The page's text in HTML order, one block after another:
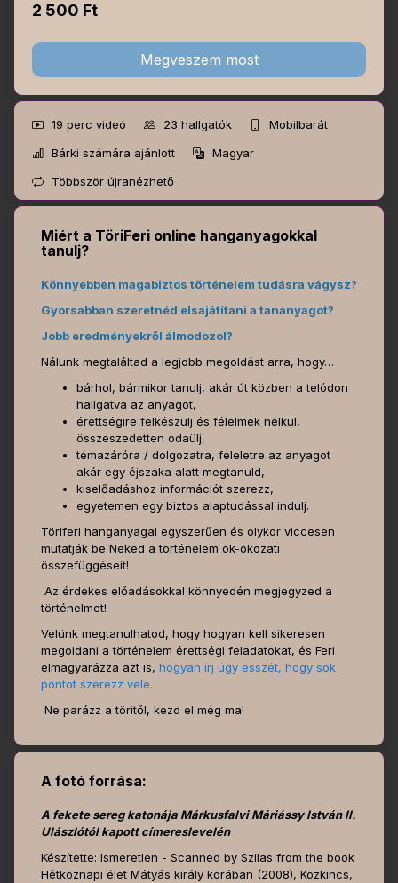
2 500 Ft
Megveszem most
19 perc videó 23 hallgatók
Mobilbarát
Bárki számára ajánlott
Magyar
Többször újranézhető
Miért a TöriFeri online hanganyagokkal
tanulj?
Könnyebben magabiztos történelem tudásra vágysz?
Gyorsabban szeretnéd elsajátítani a tananyagot?
Jobb eredményekről álmodozol?
Nálunk megtaláltad a legjobb megoldást arra, hogy…
bárhol, bármikor tanulj, akár út közben a telódon
hallgatva az anyagot,
érettségire felkészülj és félelmek nélkül,
összeszedetten odaülj,
témazáróra / dolgozatra, feleletre az anyagot
akár egy éjszaka alatt megtanuld,
kiselőadáshoz információt szerezz,
egyetemen egy biztos alaptudással indulj.
Töriferi hanganyagai egyszerűen és olykor viccesen
mutatják be Neked a történelem ok-okozati
összefüggéseit!
Az érdekes előadásokkal könnyedén megjegyzed a
történelmet!
Velünk megtanulhatod, hogy hogyan kell sikeresen
megoldani a történelem érettségi feladatokat, és Feri
elmagyarázza azt is, hogyan írj úgy esszét, hogy sok
pontot szerezz vele.
Ne parázz a töritől, kezd el még ma!
A fotó forrása:
A fekete sereg katonája Márkusfalvi Máriássy István II.
Ulászlótól kapott címereslevelén
Készítette: Ismeretlen - Scanned by Szilas from the book
Hétköznapi élet Mátyás király korában (2008), Közkincs,